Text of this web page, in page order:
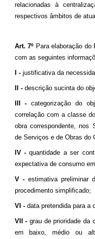
relacionadas à
respectivos âmbitos de
Art. 7º Para elaboração do
com as seguintes
I -justificativa da
II -descrição sucinta do
III - categorização do
correlação com a classe
obra correspondente, nos
de Serviços e de Obras do
IV - quantidade a ser
expectativa de consumo
V -estimativa preliminar
procedimento simplificado;
VI -data pretendida para a
VII - grau de prioridade da
em baixo, médio ou